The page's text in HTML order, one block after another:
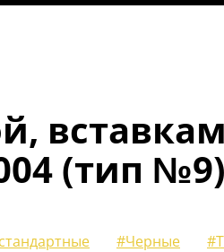
(тип №9)
#Черные